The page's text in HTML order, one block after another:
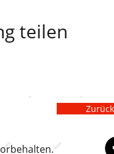
teilen
Zurück